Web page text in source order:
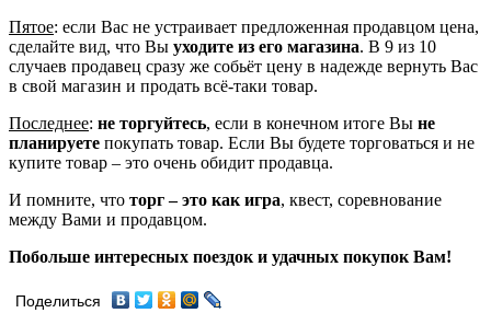
Пятое: если Вас не устраивает предложенная продавцом цена,
сделайте вид, что Вы уходите из его магазина. В 9 из 10
случаев продавец сразу же собьёт цену в надежде вернуть Вас
в свой магазин и продать всё-таки товар.
Последнее: не торгуйтесь, если в конечном итоге Вы не
планируете покупать товар. Если Вы будете торговаться и не
купите товар – это очень обидит продавца.
И помните, что торг – это как игра, квест, соревнование
между Вами и продавцом.
Побольше интересных поездок и удачных покупок Вам!
Поделиться